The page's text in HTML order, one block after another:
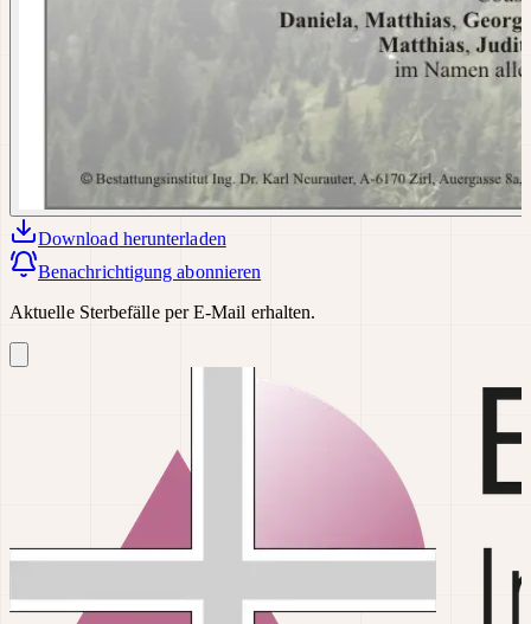
Download herunterladen
Benachrichtigung abonnieren
Aktuelle Sterbefälle per E-Mail erhalten.